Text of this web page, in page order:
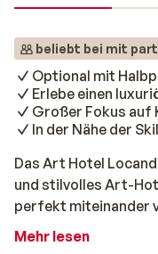
beliebt bei mit
Optional mit
Erlebe einen
Großer Fokus auf
In der Nähe der
Das Art Hotel
und stilvolles Art-
perfekt miteinander
nur ums Skifahren
Mehr lesen